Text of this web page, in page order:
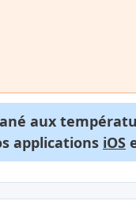
aux
applications iOS